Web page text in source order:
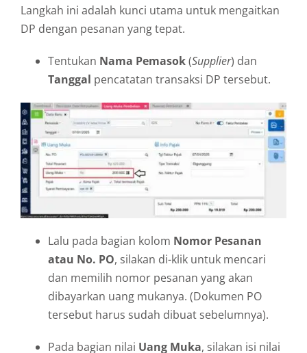
Langkah ini adalah kunci utama untuk mengaitkan
DP dengan pesanan yang tepat.
Tentukan Nama Pemasok(Supplier) dan
Tanggal pencatatan transaksi DP tersebut.
Lalu pada bagian kolom Nomor Pesanan
atau No. PO, silakan di-klik untuk mencari
dan memilih nomor pesanan yang akan
dibayarkan uang mukanya. (Dokumen PO
tersebut harus sudah dibuat sebelumnya).
Pada bagian nilai Uang Muka, silakan isi nilai